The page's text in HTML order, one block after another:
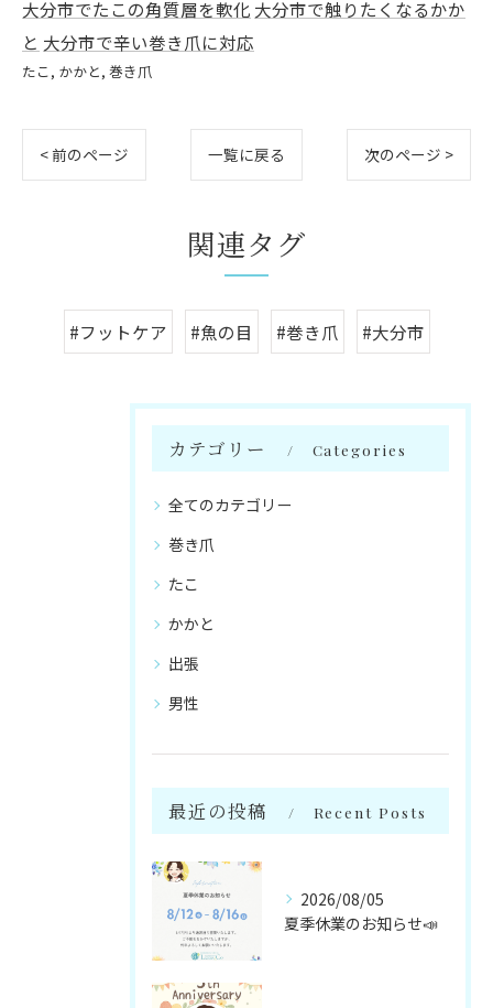
大分市でたこの角質層を軟化 大分市で触りたくなるかか
と 大分市で辛い巻き爪に対応
たこ かかと 巻き爪
< 前のページ 一覧に戻る 次のページ >
関連タグ
#フットケア #魚の目 #巻き爪 #大分市
カテゴリー Categories
全てのカテゴリー
巻き爪
たこ
かかと
出張
男性
最近の投稿 Recent Posts
2026/08/05
夏季休業のお知らせ📣